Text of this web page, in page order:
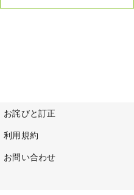
お詫びと訂正
利用規約
お問い合わせ